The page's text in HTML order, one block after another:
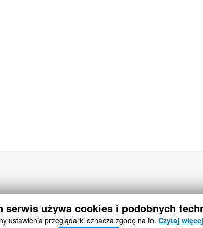
serwis używa cookies i podobnych
ustawienia przeglądarki oznacza zgodę na to. Czytaj